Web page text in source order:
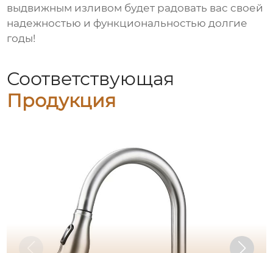
выдвижным изливом будет радовать вас своей
надежностью и функциональностью долгие
годы!
Соответствующая
Продукция